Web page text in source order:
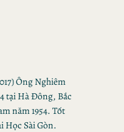
Ông Nghiêm
tại Hà Đông, Bắc
năm 1954. Tốt
Học Sài Gòn.